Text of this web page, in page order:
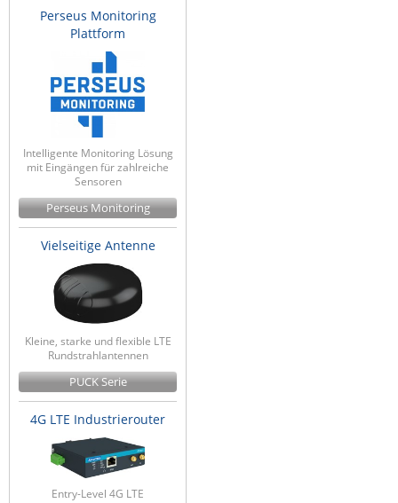
Perseus Monitoring
Plattform
Intelligente Monitoring Lösung
mit Eingängen für zahlreiche
Sensoren
Perseus Monitoring
Vielseitige Antenne
Kleine, starke und flexible LTE
Rundstrahlantennen
PUCK Serie
4G LTE Industrierouter
Entry-Level 4G LTE